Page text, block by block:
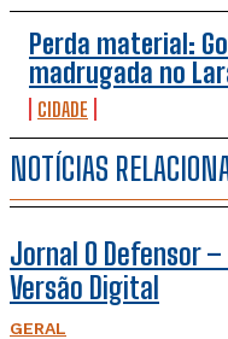
Perda material:
madrugada no
CIDADE
NOTÍCIAS
Jornal O Defensor
Versão Digital
GERAL